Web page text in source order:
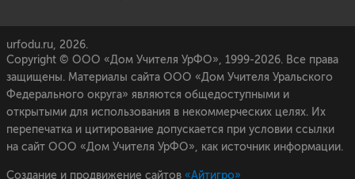
urfodu.ru, 2026.
Copyright © ООО «Дом Учителя УрФО», 1999-2026. Все права
защищены. Материалы сайта ООО «Дом Учителя Уральского
Федерального округа» являются общедоступными и
открытыми для использования в некоммерческих целях. Их
перепечатка и цитирование допускается при условии ссылки
на сайт ООО «Дом Учителя УрФО», как источник информации.
Создание и продвижение сайтов «Айтигро»